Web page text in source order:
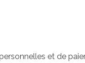
et de